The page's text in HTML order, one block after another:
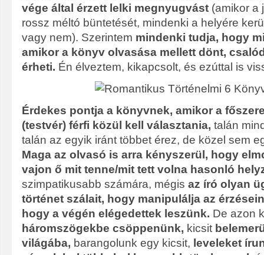
vége által érzett lelki megnyugvást (amikor a
rossz méltó büntetését, mindenki a helyére
vagy nem). Szerintem mindenki tudja, hogy
amikor a könyv olvasása mellett dönt,
érheti. Én élveztem, kikapcsolt, és ezúttal is
Érdekes pontja a könyvnek, amikor a
(testvér) férfi közül kell választania, talán
talán az egyik iránt többet érez, de közel sem
Maga az olvasó is arra kényszerül, hogy
vajon ő mit tenne/mit tett volna hasonló
szimpatikusabb számára, mégis az író olyan
történet szálait, hogy manipulálja az
hogy a végén elégedettek leszünk. De azon
háromszögekbe csöppenünk, kicsit
világába, barangolunk egy kicsit, leveleket